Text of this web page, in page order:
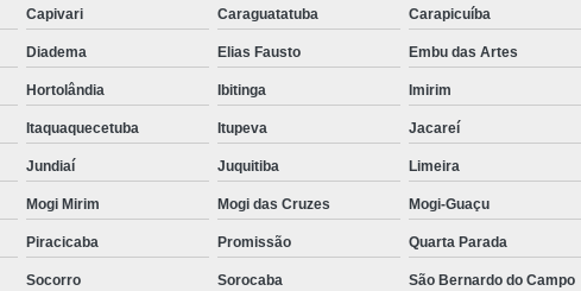
Locação de Toalha
Aluguel de
Aluguel de
Locação de Toalha
Locação de Toalha
Locação de Toalha
Capivari Caraguatatuba Carapicuíba
Diadema Elias Fausto Embu das Artes
Hortolândia Ibitinga Imirim
Itaquaquecetuba Itupeva Jacareí
Jundiaí Juquitiba Limeira
Mogi Mirim Mogi das Cruzes Mogi-Guaçu
Piracicaba Promissão Quarta Parada
Socorro Sorocaba São Bernardo do Campo